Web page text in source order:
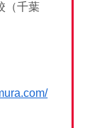
（千葉